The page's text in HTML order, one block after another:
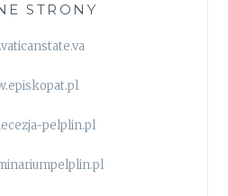
STRONY
pelplin.pl